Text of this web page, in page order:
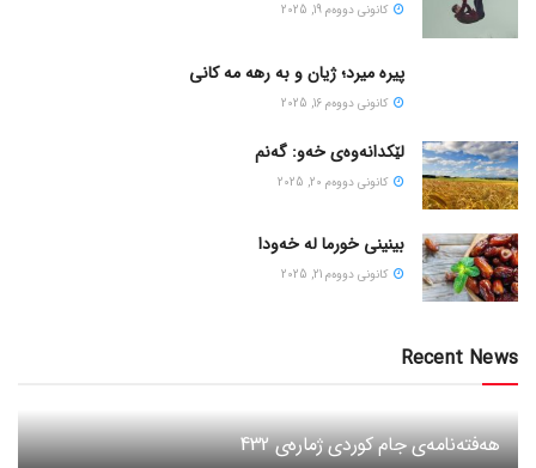
كانونی دووه‌م 19, 2025
پیره میرد؛ ژیان و به رهه مه کانی
كانونی دووه‌م 16, 2025
لێکدانەوەی خەو: گەنم
كانونی دووه‌م 20, 2025
بینینی خورما لە خەودا
كانونی دووه‌م 21, 2025
Recent News
هەفتەنامەی جام کوردی ژمارەی 432